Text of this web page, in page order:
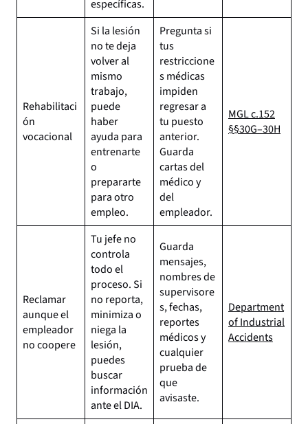
específicas.
Rehabilitaci
ón
vocacional
Si la lesión
no te deja
volver al
mismo
trabajo,
puede
haber
ayuda para
entrenarte
o
prepararte
para otro
empleo.
Pregunta si
tus
restriccione
s médicas
impiden
regresar a
tu puesto
anterior.
Guarda
cartas del
médico y
del
empleador.
MGL c.152
§§30G–30H
Reclamar
aunque el
empleador
no coopere
Tu jefe no
controla
todo el
proceso. Si
no reporta,
minimiza o
niega la
lesión,
puedes
buscar
información
ante el DIA.
Guarda
mensajes,
nombres de
supervisore
s, fechas,
reportes
médicos y
cualquier
prueba de
que
avisaste.
Department
of Industrial
Accidents